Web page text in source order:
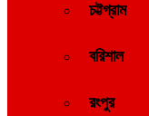
চট্টগ্রাম
বরিশাল
রংপুর